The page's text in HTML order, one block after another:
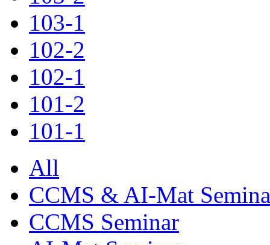
103-1
102-2
102-1
101-2
101-1
All
CCMS & AI-Mat
CCMS Seminar